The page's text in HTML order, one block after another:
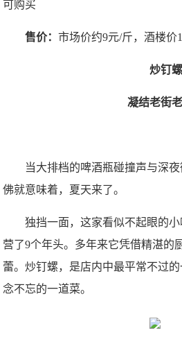
可购买
售价：市场价约9元/斤，酒楼价
炒钉螺
凝结老街
当大排档的啤酒瓶碰撞声与深
佛就意味着，夏天来了。
独挡一面，这家看似不起眼的
营了9个年头。多年来它凭借精湛的
蕾。炒钉螺，是店内中最平常不过
念不忘的一道菜。